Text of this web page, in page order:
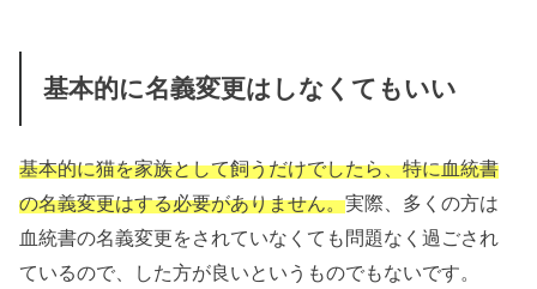
基本的に名義変更はしなくてもいい
基本的に猫を家族として飼うだけでしたら、特に血統書
の名義変更はする必要がありません。実際、多くの方は
血統書の名義変更をされていなくても問題なく過ごされ
ているので、した方が良いというものでもないです。